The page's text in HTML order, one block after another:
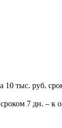
тыс. руб.
7 дн. – к